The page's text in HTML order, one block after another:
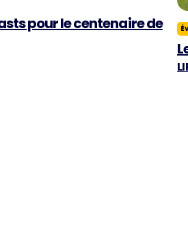
pour le centenaire de